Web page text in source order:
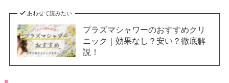
あわせて読みたい
プラズマシャワーのおすすめクリ
ニック｜効果なし？安い？徹底解
説！